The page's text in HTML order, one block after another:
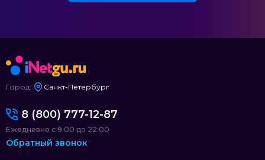
Город: Санкт-Петербург
8 (800) 777-12-87
Ежедневно с 9:00 до 22:00
Обратный звонок